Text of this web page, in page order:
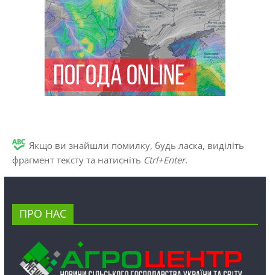
Якщо ви знайшли помилку, будь ласка, виділіть
фрагмент тексту та натисніть Ctrl+Enter.
ПРО НАС